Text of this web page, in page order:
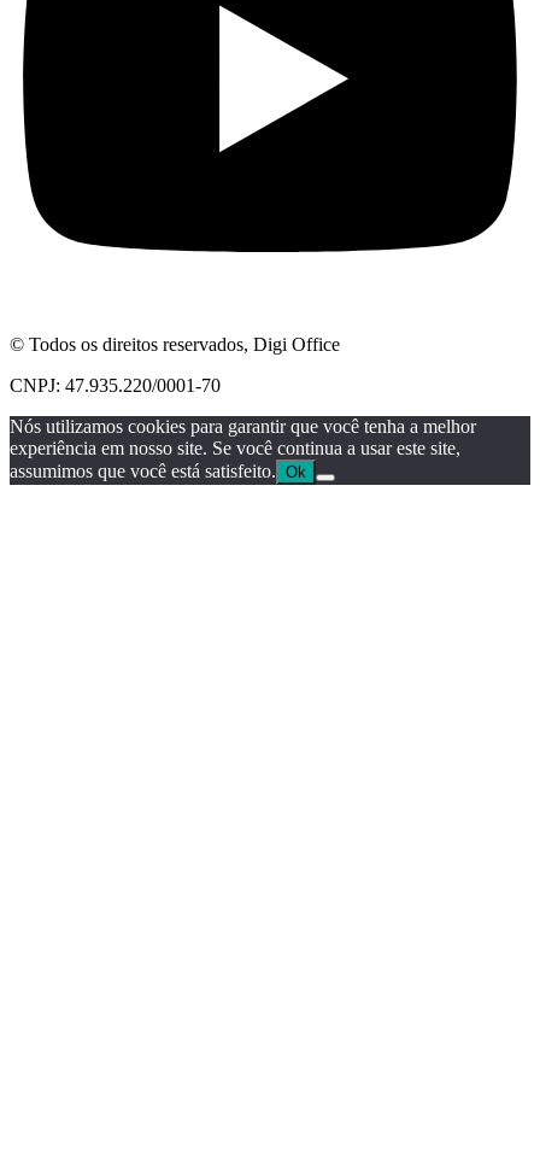
© Todos os direitos reservados, Digi Office
CNPJ: 47.935.220/0001-70
Nós utilizamos cookies para garantir que você tenha a melhor
experiência em nosso site. Se você continua a usar este site,
assumimos que você está satisfeito. Ok